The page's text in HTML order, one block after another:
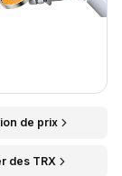
de prix
des TRX